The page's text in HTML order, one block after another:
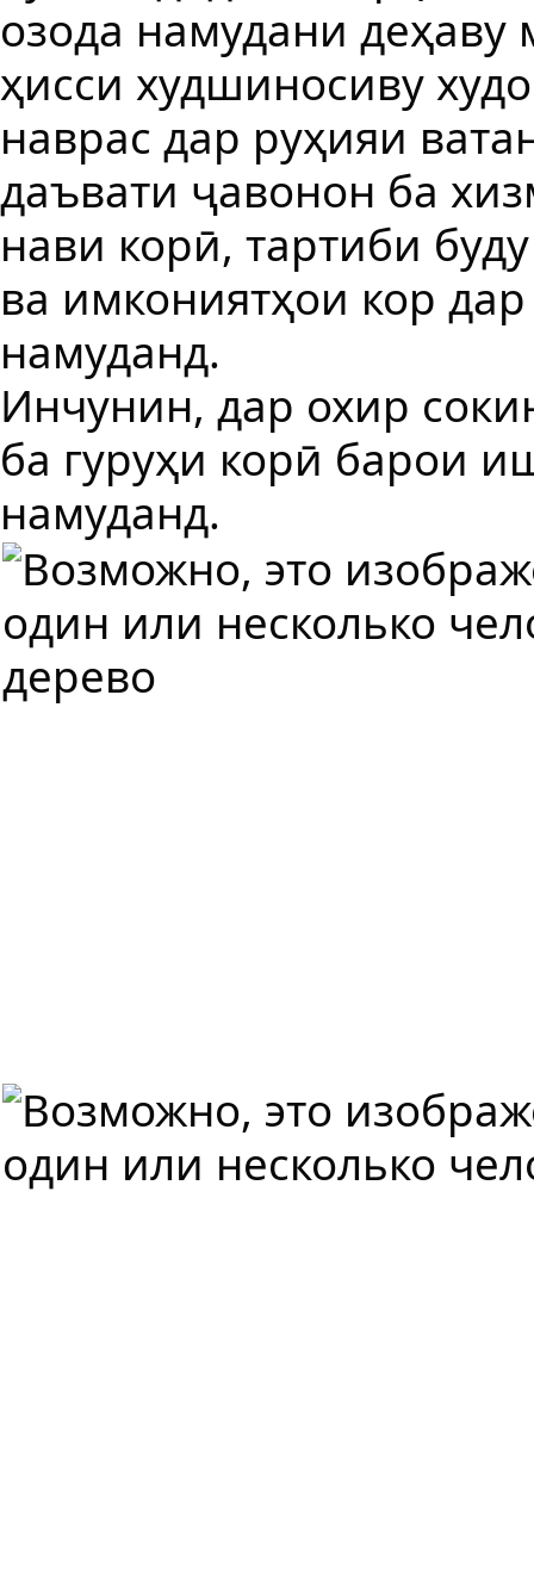
озода намудани
ҳисси худшиносиву
наврас дар руҳияи
даъвати ҷавонон ба
нави корӣ, тартиби
ва имкониятҳои кор
намуданд.
Инчунин, дар охир
ба гуруҳи корӣ барои
намуданд.